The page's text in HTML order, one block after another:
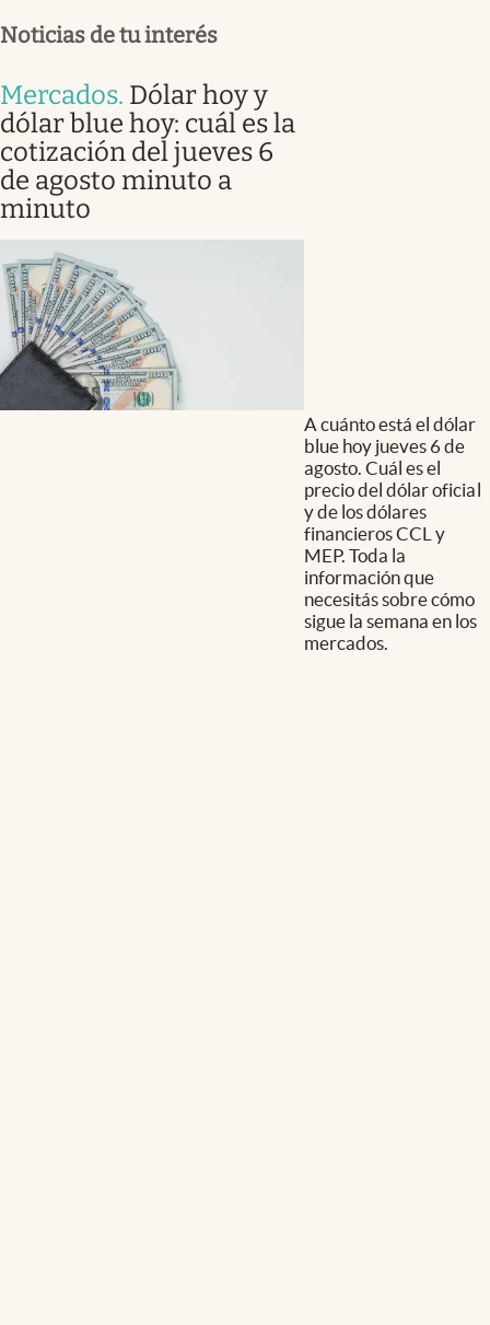
Noticias de tu interés
Mercados. Dólar hoy y
dólar blue hoy: cuál es la
cotización del jueves 6
de agosto minuto a
minuto
A cuánto está el dólar
blue hoy jueves 6 de
agosto. Cuál es el
precio del dólar oficial
y de los dólares
financieros CCL y
MEP. Toda la
información que
necesitás sobre cómo
sigue la semana en los
mercados.